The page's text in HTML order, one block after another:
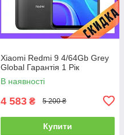
Xiaomi Redmi 9 4/64Gb Grey
Global Гарантія 1 Рік
В наявності
4 583 ₴ 5 200 ₴
Купити